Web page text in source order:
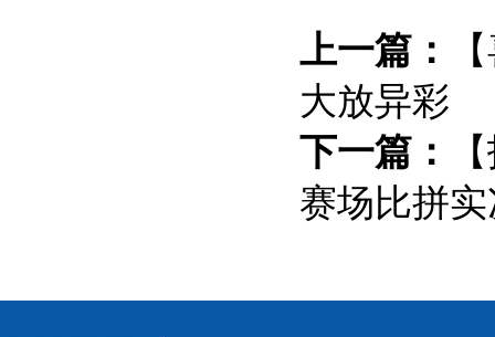
上一篇：
大放异彩
下一篇：
赛场比拼